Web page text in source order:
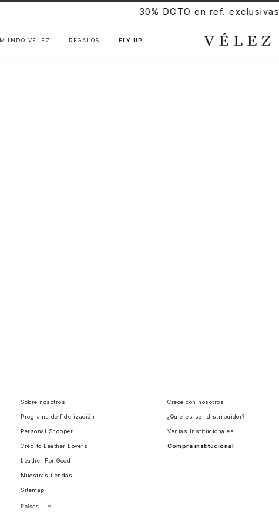
30% DCTO en ref. exclusivas |
MUNDO VÉLEZ REGALOS FLY UP
Sobre nosotros
Programa de fidelización
Personal Shopper
Crédito Leather Lovers
Leather For Good
Nuestras tiendas
Sitemap
Países
Crece con nosotros
¿Quieres ser distribuidor?
Ventas Institucionales
Compra institucional